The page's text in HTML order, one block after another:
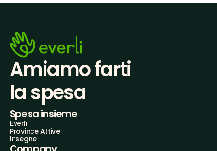
Amiamo farti
la spesa
Spesa insieme
Everli
Province Attive
Insegne